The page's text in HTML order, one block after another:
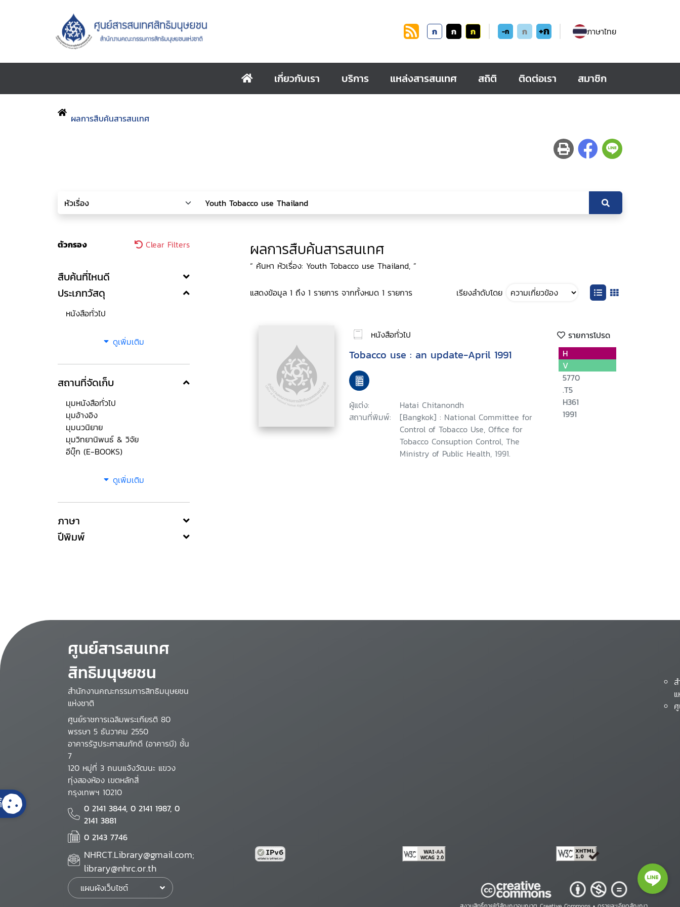
ก ก ก -ก ก +ก ภาษาไทย
เกี่ยวกับเรา บริการ แหล่งสารสนเทศ สถิติ ติดต่อเรา สมาชิก
ผลการสืบค้นสารสนเทศ
ตัวกรอง Clear Filters
สืบค้นที่ไหนดี
ประเภทวัสดุ
หนังสือทั่วไป
ดูเพิ่มเติม
สถานที่จัดเก็บ
มุมหนังสือทั่วไป
มุมอ้างอิง
มุมนวนิยาย
มุมวิทยานิพนธ์ & วิจัย
อีบุ๊ก (E-BOOKS)
ดูเพิ่มเติม
ภาษา
ปีพิมพ์
ผลการสืบค้นสารสนเทศ
“ ค้นหา หัวเรื่อง: Youth Tobacco use Thailand, ”
แสดงข้อมูล 1 ถึง 1 รายการ จากทั้งหมด 1 รายการ เรียงลำดับโดย
หนังสือทั่วไป รายการโปรด
Tobacco use : an update-April 1991
ผู้แต่ง:
Hatai Chitanondh
สถานที่พิมพ์:
[Bangkok] : National Committee for
Control of Tobacco Use, Office for
Tobacco Consuption Control, The
Ministry of Public Health, 1991.
H
V
5770
.T5
H361
1991
ศูนย์สารสนเทศ
สิทธิมนุษยชน
สำนักงานคณะกรรมการสิทธิมนุษยชน
แห่งชาติ
ศูนย์ราชการเฉลิมพระเกียรติ 80
พรรษา 5 ธันวาคม 2550
อาคารรัฐประศาสนภักดี (อาคารบี) ชั้น
7
120 หมู่ที่ 3 ถนนแจ้งวัฒนะ แขวง
ทุ่งสองห้อง เขตหลักสี่
กรุงเทพฯ 10210
0 2141 3844, 0 2141 1987, 0
2141 3881
0 2143 7746
NHRCT.Library@gmail.com;
library@nhrc.or.th
แผนผังเว็บไซต์